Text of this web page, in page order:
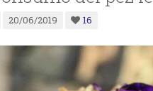
20/06/2019 16